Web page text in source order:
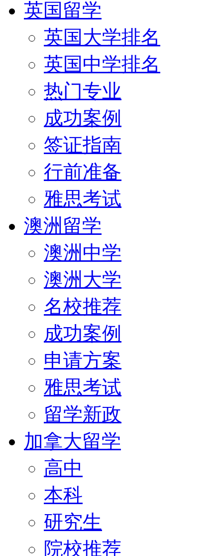
英国留学
英国大学排名
英国中学排名
热门专业
成功案例
签证指南
行前准备
雅思考试
澳洲留学
澳洲中学
澳洲大学
名校推荐
成功案例
申请方案
雅思考试
留学新政
加拿大留学
高中
本科
研究生
院校推荐